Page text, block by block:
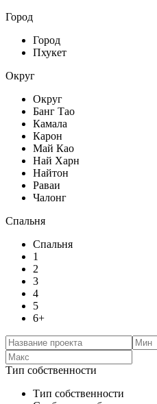
Город
Город
Пхукет
Округ
Округ
Банг Тао
Камала
Карон
Май Као
Най Харн
Найтон
Раваи
Чалонг
Спальня
Спальня
1
2
3
4
5
6+
Тип собственности
Тип собственности